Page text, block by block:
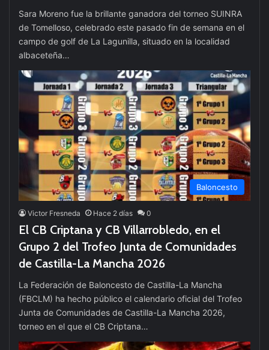
Sara Moreno fue la brillante ganadora del torneo SUINRA
de Tomelloso, celebrado este pasado fin de semana en el
campo de golf de La Lagunilla, situado en la localidad
albaceteña…
Baloncesto
Victor Fresneda Hace 2 días 0
El CB Criptana y CB Villarrobledo, en el
Grupo 2 del Trofeo Junta de Comunidades
de Castilla-La Mancha 2026
La Federación de Baloncesto de Castilla-La Mancha
(FBCLM) ha hecho público el calendario oficial del Trofeo
Junta de Comunidades de Castilla-La Mancha 2026,
torneo en el que el CB Criptana…